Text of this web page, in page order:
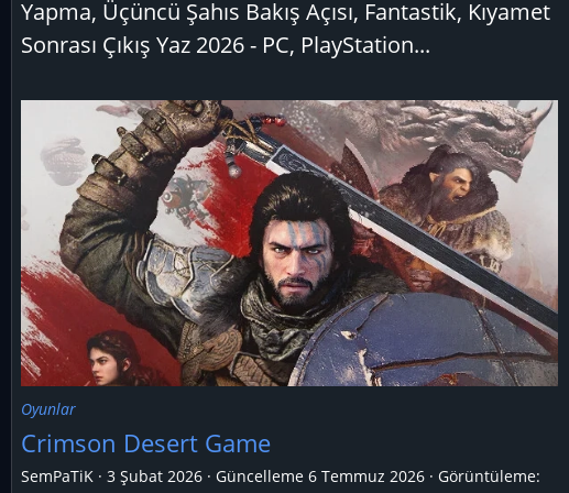
Yapma, Üçüncü Şahıs Bakış Açısı, Fantastik, Kıyamet
Sonrası Çıkış Yaz 2026 - PC, PlayStation...
Oyunlar
Crimson Desert Game
SemPaTiK 3 Şubat 2026 Güncelleme 6 Temmuz 2026
Görüntüleme: